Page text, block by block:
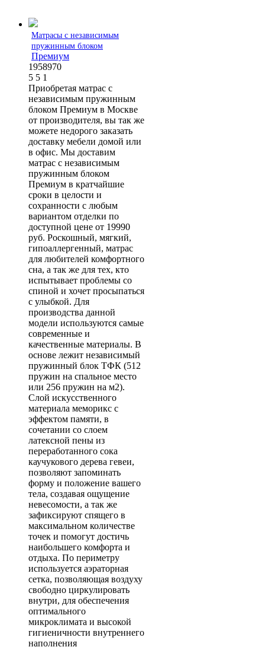
Матрасы с независимым
пружинным блоком
Премиум
1958970
5 5 1
Приобретая матрас с
независимым пружинным
блоком Премиум в Москве
от производителя, вы так же
можете недорого заказать
доставку мебели домой или
в офис. Мы доставим
матрас с независимым
пружинным блоком
Премиум в кратчайшие
сроки в целости и
сохранности с любым
вариантом отделки по
доступной цене от 19990
руб. Роскошный, мягкий,
гипоаллергенный, матрас
для любителей комфортного
сна, а так же для тех, кто
испытывает проблемы со
спиной и хочет просыпаться
с улыбкой. Для
производства данной
модели используются самые
современные и
качественные материалы. В
основе лежит независимый
пружинный блок ТФК (512
пружин на спальное место
или 256 пружин на м2).
Слой искусственного
материала меморикс с
эффектом памяти, в
сочетании со слоем
латексной пены из
переработанного сока
каучукового дерева гевеи,
позволяют запоминать
форму и положение вашего
тела, создавая ощущение
невесомости, а так же
зафиксируют спящего в
максимальном количестве
точек и помогут достичь
наибольшего комфорта и
отдыха. По периметру
используется аэраторная
сетка, позволяющая воздуху
свободно циркулировать
внутри, для обеспечения
оптимального
микроклимата и высокой
гигиеничности внутреннего
наполнения